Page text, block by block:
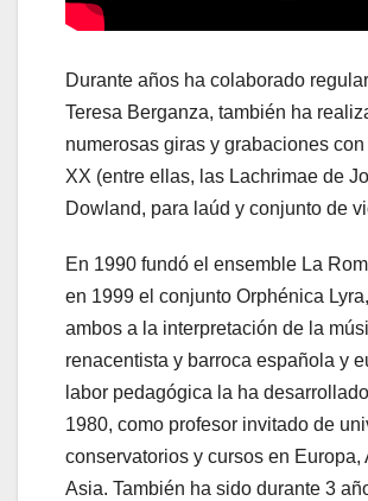
Durante años ha colaborado
Teresa Berganza, también ha
numerosas giras y grabaciones
XX (entre ellas, las Lachrimae de
Dowland, para laúd y conjunto de
En 1990 fundó el ensemble La
en 1999 el conjunto Orphénica
ambos a la interpretación de la
renacentista y barroca española y
labor pedagógica la ha
1980, como profesor invitado de
conservatorios y cursos en Europa,
Asia. También ha sido durante 3